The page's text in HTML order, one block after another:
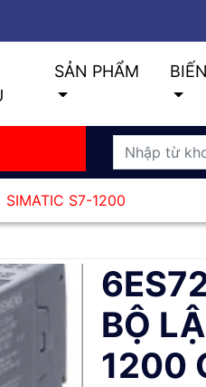
SẢN PHẨM
SIMATIC S7-1200
BỘ
1200